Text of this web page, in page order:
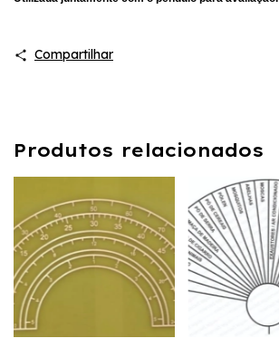
Compartilhar
Produtos relacionados